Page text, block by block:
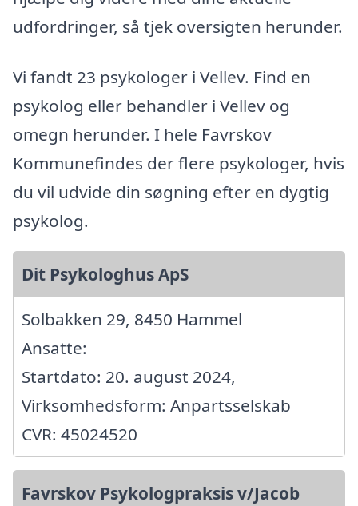
udfordringer, så tjek oversigten herunder.
Vi fandt 23 psykologer i Vellev. Find en
psykolog eller behandler i Vellev og
omegn herunder. I hele Favrskov
Kommunefindes der flere psykologer, hvis
du vil udvide din søgning efter en dygtig
psykolog.
Dit Psykologhus ApS
Solbakken 29, 8450 Hammel
Ansatte:
Startdato: 20. august 2024,
Virksomhedsform: Anpartsselskab
CVR: 45024520
Favrskov Psykologpraksis v/Jacob